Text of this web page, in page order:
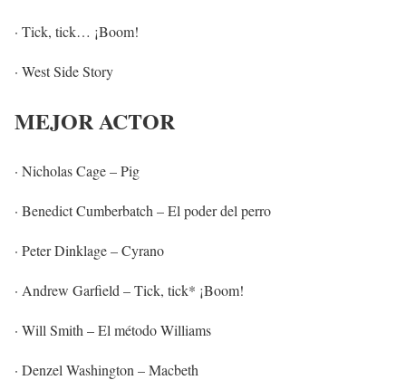
· Tick, tick… ¡Boom!
· West Side Story
MEJOR ACTOR
· Nicholas Cage – Pig
· Benedict Cumberbatch – El poder del perro
· Peter Dinklage – Cyrano
· Andrew Garfield – Tick, tick* ¡Boom!
· Will Smith – El método Williams
· Denzel Washington – Macbeth